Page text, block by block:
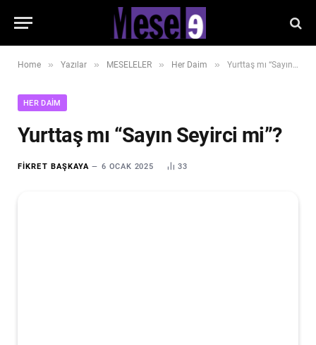
Home » Yazılar » MESELELER » Her Daim » Yurttaş mı “Sayın Seyirci mi”?
HER DAIM
Yurttaş mı “Sayın Seyirci mi”?
FIKRET BAŞKAYA 6 OCAK 2025 33